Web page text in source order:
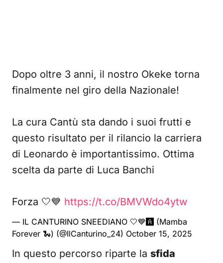
Dopo oltre 3 anni, il nostro Okeke torna
finalmente nel giro della Nazionale!
La cura Cantù sta dando i suoi frutti e
questo risultato per il rilancio la carriera
di Leonardo è importantissimo. Ottima
scelta da parte di Luca Banchi
Forza 🤍💙 https://t.co/BMVWdo4ytw
— IL CANTURINO SNEEDIANO 🤍💙🅰️ (Mamba
Forever 🐍) (@IlCanturino_24) October 15, 2025
In questo percorso riparte la sfida